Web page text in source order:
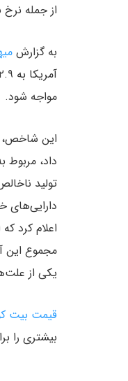
از جمله
به گزارش
مواجه شود.
این شاخص،
مجموع این
یکی از علت‌های
قیمت بیت
بیشتری را